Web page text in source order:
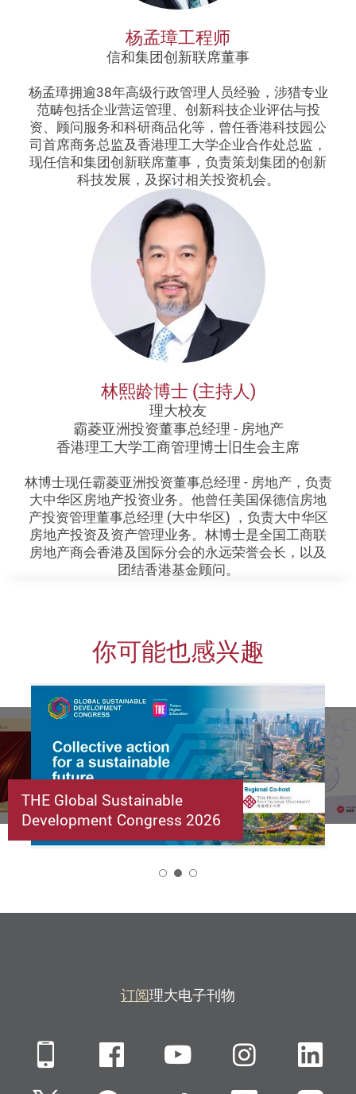
杨孟璋工程师
信和集团创新联席董事
杨孟璋拥逾38年高级行政管理人员经验，涉猎专业
范畴包括企业营运管理、创新科技企业评估与投
资、顾问服务和科研商品化等，曾任香港科技园公
司首席商务总监及香港理工大学企业合作处总监，
现任信和集团创新联席董事，负责策划集团的创新
科技发展，及探讨相关投资机会。
林熙龄博士 (主持人)
理大校友
霸菱亚洲投资董事总经理 - 房地产
香港理工大学工商管理博士旧生会主席
林博士现任霸菱亚洲投资董事总经理 - 房地产，负责
大中华区房地产投资业务。他曾任美国保德信房地
产投资管理董事总经理 (大中华区) ，负责大中华区
房地产投资及资产管理业务。林博士是全国工商联
房地产商会香港及国际分会的永远荣誉会长，以及
团结香港基金顾问。
你可能也感兴趣
THE Global Sustainable
Development Congress 2026
订阅理大电子刊物
Mobile FacebookYouTube